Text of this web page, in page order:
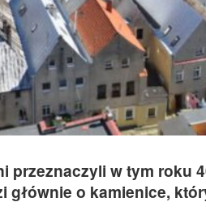
przeznaczyli w tym roku
głównie o kamienice,